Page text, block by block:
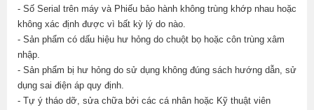
- Số Serial trên máy và Phiếu bảo hành không trùng khớp nhau hoặc
không xác định được vì bất kỳ lý do nào.
- Sản phẩm có dấu hiệu hư hỏng do chuột bọ hoặc côn trùng xâm
nhập.
- Sản phẩm bị hư hỏng do sử dụng không đúng sách hướng dẫn, sử
dụng sai điện áp quy định.
- Tự ý tháo dỡ, sửa chữa bởi các cá nhân hoặc Kỹ thuật viên